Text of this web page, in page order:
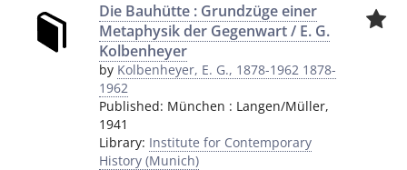
Die Bauhütte : Grundzüge einer
Metaphysik der Gegenwart / E. G.
Kolbenheyer
by Kolbenheyer, E. G., 1878-1962 1878-
1962
Published: München : Langen/Müller,
1941
Library: Institute for Contemporary
History (Munich)